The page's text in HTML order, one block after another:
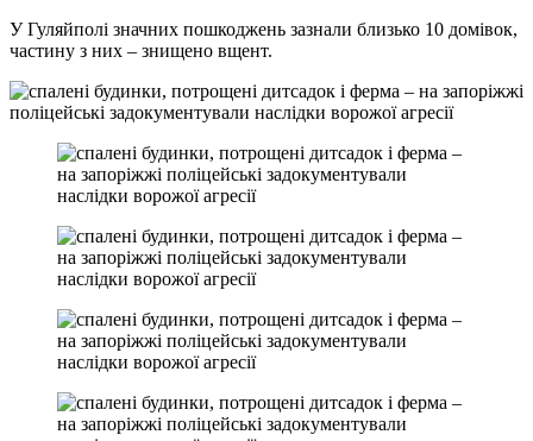
У Гуляйполі значних пошкоджень зазнали близько 10 домівок,
частину з них – знищено вщент.